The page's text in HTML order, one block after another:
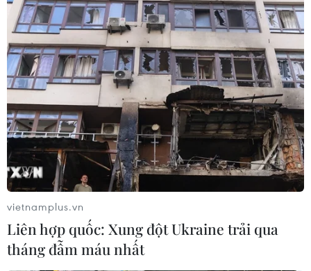
Tạm dừng khai thác tại 5 sân bay do ảnh
hưởng của bão số 9
27/10/2020 08:43
Các sân bay trong khu vực bão số 9 dự kiến đổ bộ vào
đã được tạm dừng khai thác để đảm bảo an toàn hàng
không và dự kiến đón khách trở lại từ 16 giờ ngày
28/10.
vietnamplus.vn
Liên hợp quốc: Xung đột Ukraine trải qua
tháng đẫm máu nhất